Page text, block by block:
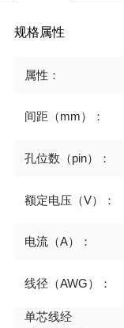
规格属性
属性：
间距（mm）：
孔位数（pin）：
额定电压（V）：
电流（A）：
线径（AWG）：
单芯线经